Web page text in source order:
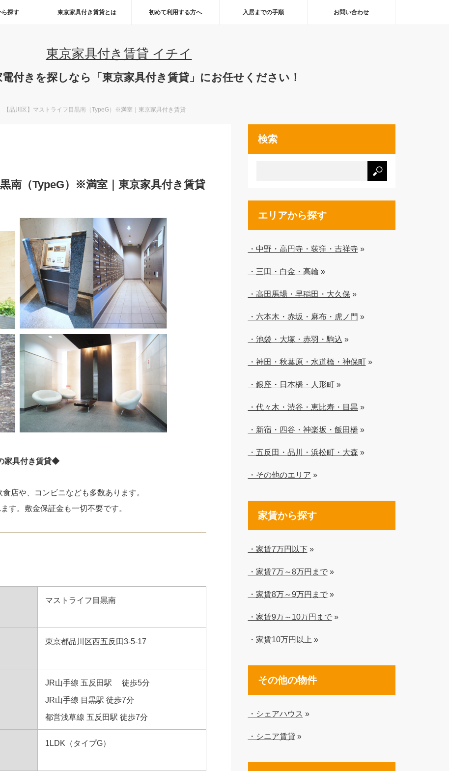
ら探す 東京家具付き賃貸とは 初めて利用する方へ 入居までの手順 お問い合わせ
東京家具付き賃貸 イチイ
付きを探しなら「東京家具付き賃貸」にお任せください！
【品川区】マストライフ目黒南（TypeG）※満室｜東京家具付き賃貸
南（TypeG）※満室｜東京家具付き賃貸
家具付き賃貸◆
店や、コンビニなども多数あります。
す。敷金保証金も一切不要です。
マストライフ目黒南
東京都品川区西五反田3-5-17
JR山手線 五反田駅 徒歩5分
JR山手線 目黒駅 徒歩7分
都営浅草線 五反田駅 徒歩7分
1LDK（タイプG）
検索
エリアから探す
・中野・高円寺・荻窪・吉祥寺»
・三田・白金・高輪 »
・高田馬場・早稲田・大久保 »
・六本木・赤坂・麻布・虎ノ門 »
・池袋・大塚・赤羽・駒込 »
・神田・秋葉原・水道橋・神保町»
・銀座・日本橋・人形町»
・代々木・渋谷・恵比寿・目黒»
・新宿・四谷・神楽坂・飯田橋 »
・五反田・品川・浜松町・大森 »
・その他のエリア »
家賃から探す
・家賃7万円以下»
・家賃7万～8万円まで»
・家賃8万～9万円まで»
・家賃9万～10万円まで»
・家賃10万円以上 »
その他の物件
・シェアハウス »
・シニア賃貸»